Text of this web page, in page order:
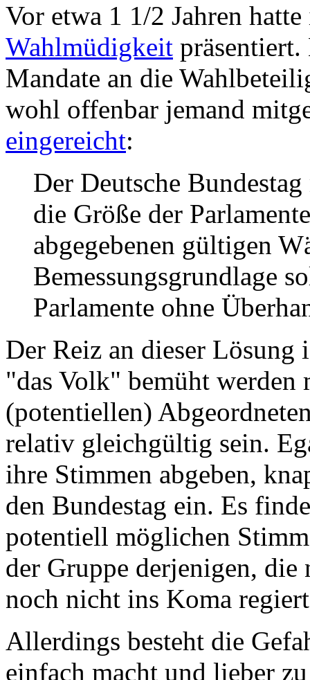
Vor etwa 1 1/2 Jahren
Wahlmüdigkeit
Mandate an die
wohl offenbar jemand
eingereicht:
Der Deutsche
die Größe der
abgegebenen gültigen
Bemessungsgrundlage
Parlamente ohne
Der Reiz an dieser Lösung
"das Volk" bemüht werden
(potentiellen)
relativ gleichgültig sein.
ihre Stimmen abgeben,
den Bundestag ein. Es
potentiell möglichen
der Gruppe derjenigen, die
noch nicht ins Koma
Allerdings besteht die
einfach macht und lieber